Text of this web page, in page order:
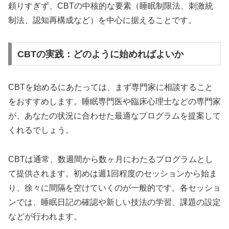
頼りすぎず、CBTの中核的な要素（睡眠制限法、刺激統
制法、認知再構成など）を中心に据えることです。
CBTの実践：どのように始めればよいか
CBTを始めるにあたっては、まず専門家に相談すること
をおすすめします。睡眠専門医や臨床心理士などの専門家
が、あなたの状況に合わせた最適なプログラムを提案して
くれるでしょう。
CBTは通常、数週間から数ヶ月にわたるプログラムとし
て提供されます。初めは週1回程度のセッションから始ま
り、徐々に間隔を空けていくのが一般的です。各セッショ
ンでは、睡眠日記の確認や新しい技法の学習、課題の設定
などが行われます。